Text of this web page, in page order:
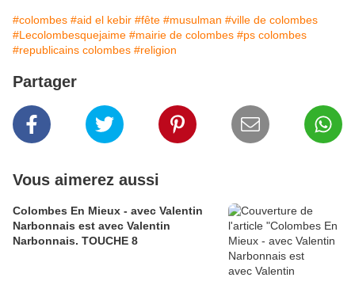
#colombes #aid el kebir #fête #musulman #ville de colombes
#Lecolombesquejaime #mairie de colombes #ps colombes
#republicains colombes #religion
Partager
Vous aimerez aussi
Colombes En Mieux - avec Valentin
Narbonnais est avec Valentin
Narbonnais. TOUCHE 8